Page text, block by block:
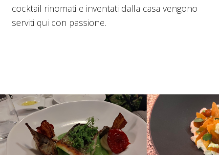
cocktail rinomati e inventati dalla casa vengono
serviti qui con passione.